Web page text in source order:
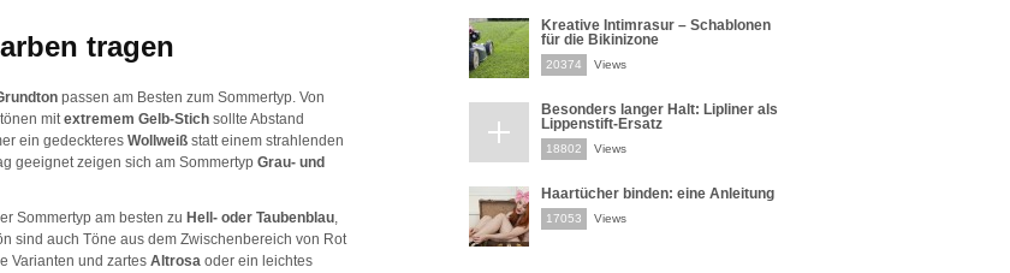
tragen
passen am Besten zum Sommertyp. Von
mitextremem Gelb-Stich sollte Abstand
ein gedeckteres Wollweiß statt einem strahlenden
geeignet zeigen sich am Sommertyp Grau- und
Sommertyp am besten zu Hell- oder Taubenblau,
sind auch Töne aus dem Zwischenbereich von Rot
Varianten und zartes Altrosa oder ein leichtes
Kreative Intimrasur – Schablonen
für die Bikinizone
20374 Views
Besonders langer Halt: Lipliner als
Lippenstift-Ersatz
18802 Views
Haartücher binden: eine Anleitung
17053 Views